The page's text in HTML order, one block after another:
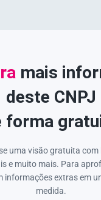
mais
deste CNPJ
forma
uma visão gratuita
e muito mais. Para
informações extras em
medida.